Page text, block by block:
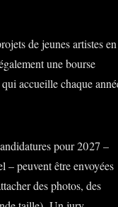
de jeunes artistes en
une bourse
accueille chaque
pour 2027 –
peuvent être envoyées
des photos, des